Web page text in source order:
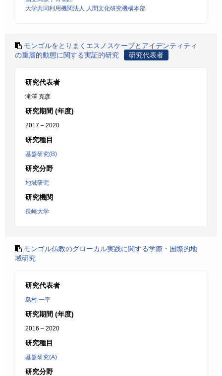
大学共同利用機関法人 人間文化研究機構本部
モンゴルをとりまくエスノスケープとアイデンティティ
の重層的動態に関する実証的研究
研究代表者
研究代表者
滝澤 克彦
研究期間 (年度)
2017 – 2020
研究種目
基盤研究(B)
研究分野
地域研究
研究機関
長崎大学
モンゴル仏教のグローカル実践に関する学際・国際的地
域研究
研究代表者
島村 一平
研究期間 (年度)
2016 – 2020
研究種目
基盤研究(A)
研究分野